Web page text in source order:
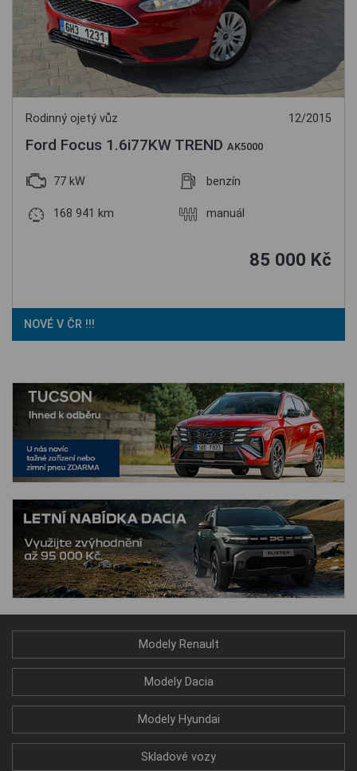
Rodinný ojetý vůz 12/2015
Ford Focus 1.6i77KW TREND AK5000
77 kW benzín
168 941 km manuál
85 000 Kč
NOVÉ V ČR !!!
Modely Renault
Modely Dacia
Modely Hyundai
Skladové vozy